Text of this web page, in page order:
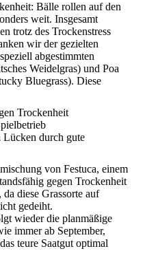
Bälle rollen auf den
weit. Insgesamt
trotz des Trockenstress
wir der gezielten
abgestimmten
Weidelgras) und Poa
Bluegrass). Diese
Trockenheit
Lücken durch gute
von Festuca, einem
gegen Trockenheit
diese Grassorte auf
gedeiht.
wieder die planmäßige
immer ab September,
teure Saatgut optimal